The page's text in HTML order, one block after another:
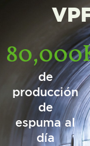
de
producción
de
espuma al
día